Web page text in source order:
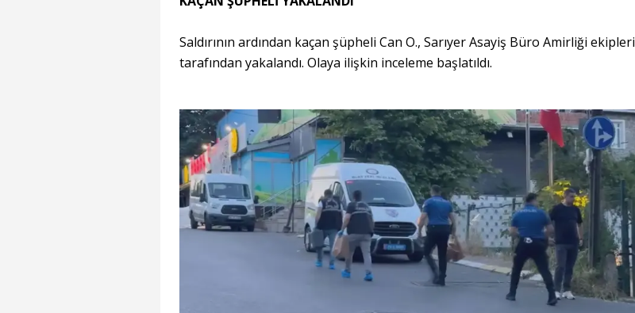
Saldırının ardından kaçan şüpheli Can O., Sarıyer Asayiş Büro Amirliği ekipleri
tarafından yakalandı. Olaya ilişkin inceleme başlatıldı.